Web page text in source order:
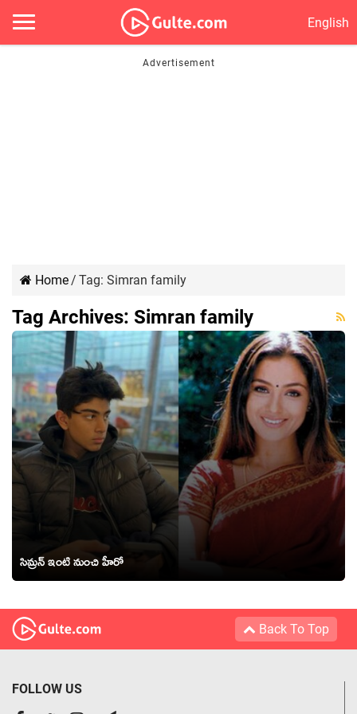
English
Home/ Tag: Simran family
Tag Archives: Simran family
సిమ్రన్ ఇంటి నుంచి హీరో
Back To Top
FOLLOW US